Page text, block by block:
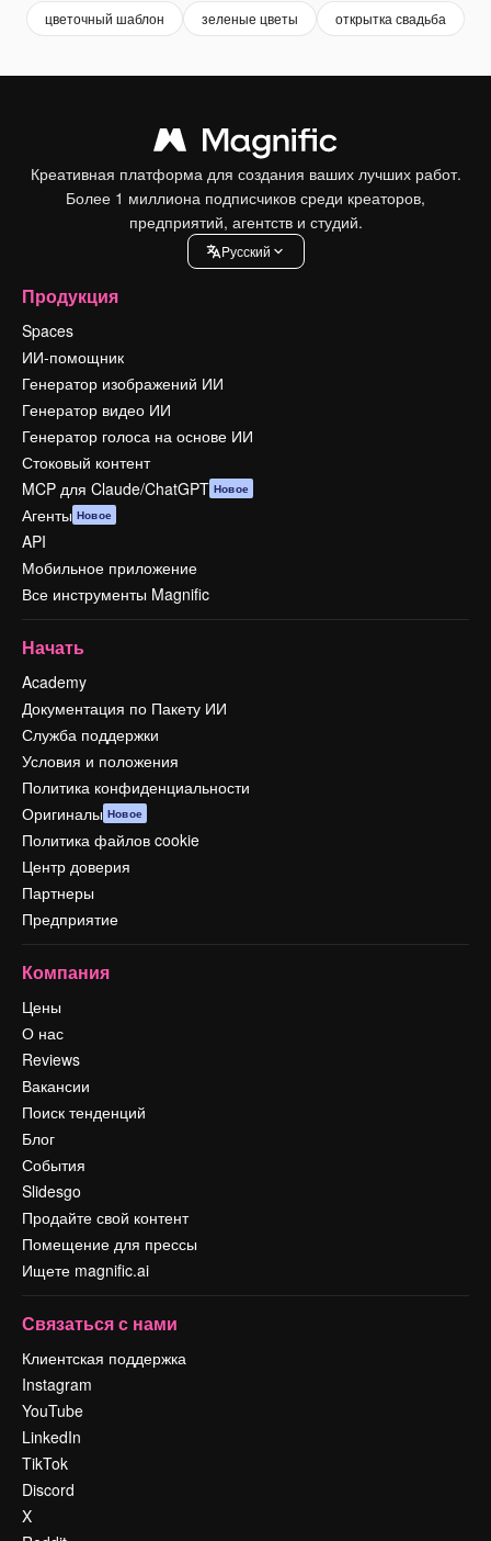
цветочный шаблон зеленые цветы открытка свадьба
Креативная платформа для создания ваших лучших работ.
Более 1 миллиона подписчиков среди креаторов,
предприятий, агентств и студий.
Pусский
Продукция
Spaces
ИИ-помощник
Генератор изображений ИИ
Генератор видео ИИ
Генератор голоса на основе ИИ
Стоковый контент
MCP для Claude/ChatGPT Новое
Агенты Новое
API
Мобильное приложение
Все инструменты Magnific
Начать
Academy
Документация по Пакету ИИ
Служба поддержки
Условия и положения
Политика конфиденциальности
Оригиналы Новое
Политика файлов cookie
Центр доверия
Партнеры
Предприятие
Компания
Цены
О нас
Reviews
Вакансии
Поиск тенденций
Блог
События
Slidesgo
Продайте свой контент
Помещение для прессы
Ищете magnific.ai
Связаться с нами
Клиентская поддержка
Instagram
YouTube
LinkedIn
TikTok
Discord
X